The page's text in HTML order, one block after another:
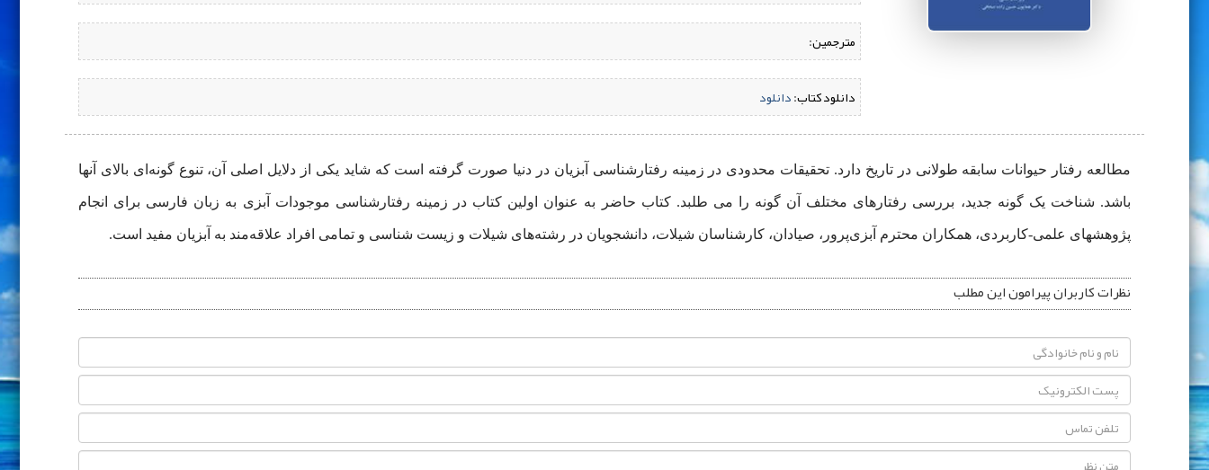
مترجمین:
دانلود کتاب:دانلود
مطالعه رفتار حیوانات سابقه طولانی در تاریخ دارد. تحقیقات محدودی در زمینه رفتارشناسی آبزیان در دنیا صورت گرفته است که شاید یکی از دلایل اصلی آن، تنوع گونه‌ای بالای آنها
باشد. شناخت یک گونه جدید، بررسی رفتارهای مختلف آن گونه را می ‌طلبد. کتاب حاضر به عنوان اولین کتاب در زمینه رفتارشناسی موجودات آبزی به زبان فارسی برای انجام
پژوهشهای علمی-کاربردی، همکاران محترم آبزی‌پرور، صیادان، کارشناسان شیلات، دانشجویان در رشته‌های شیلات و زیست ‌شناسی و تمامی افراد علاقه‌مند به آبزیان مفید است.
نظرات کاربران پیرامون این مطلب